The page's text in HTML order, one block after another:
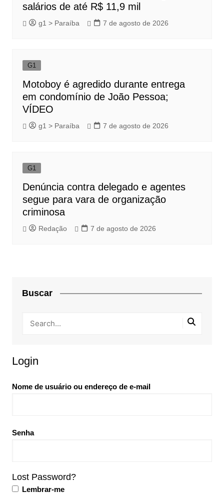
salários de até R$ 11,9 mil
g1 > Paraíba 7 de agosto de 2026
G1
Motoboy é agredido durante entrega
em condomínio de João Pessoa;
VÍDEO
g1 > Paraíba 7 de agosto de 2026
G1
Denúncia contra delegado e agentes
segue para vara de organização
criminosa
Redação 7 de agosto de 2026
Buscar
Login
Nome de usuário ou endereço de e-mail
Senha
Lost Password?
Lembrar-me